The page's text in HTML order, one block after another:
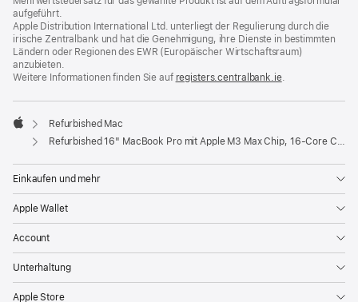
aufgeführt.
Apple Distribution International Ltd. unterliegt der Regulierung durch die
irische Zentralbank und hat die Genehmigung, ihre Dienste in bestimmten
Ländern oder Regionen des EWR (Europäischer Wirtschaftsraum)
anzubieten.
Weitere Informationen finden Sie auf registers.centralbank.ie(Öffnet
neues
.
Apple
Refurbished Mac
Refurbished 16" MacBook Pro mit Apple M3 Max Chip, 16‑Core CPU und 40‑Core GPU - Silber
Einkaufen und mehr
Apple Wallet
Account
Unterhaltung
Apple Store